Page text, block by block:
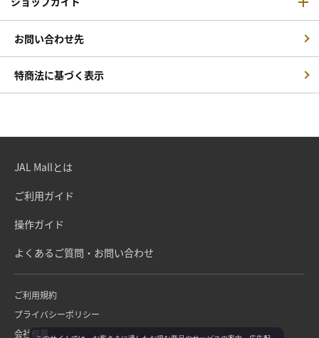
お問い合わせ先
特商法に基づく表示
JAL Mallとは
ご利用ガイド
操作ガイド
よくあるご質問・お問い合わせ
ご利用規約
プライバシーポリシー
会社概要